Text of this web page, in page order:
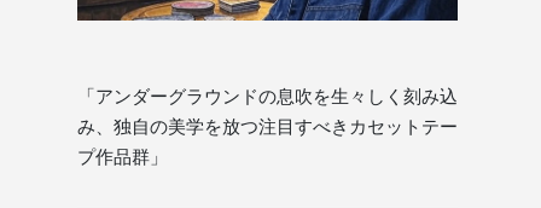
「アンダーグラウンドの息吹を生々しく刻み込
み、独自の美学を放つ注目すべきカセットテー
プ作品群」